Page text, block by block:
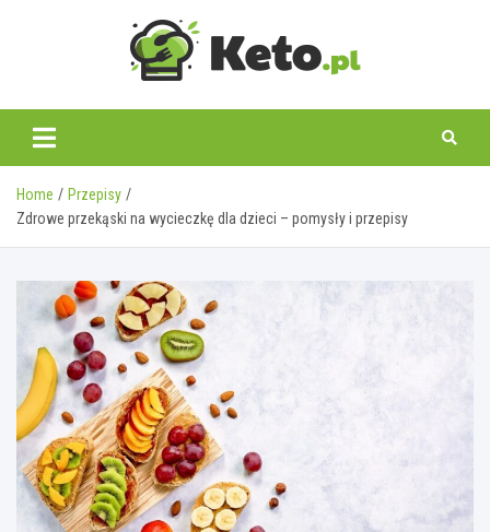
keto.pl
Home
Przepisy
Zdrowe przekąski na wycieczkę dla dzieci – pomysły i przepisy